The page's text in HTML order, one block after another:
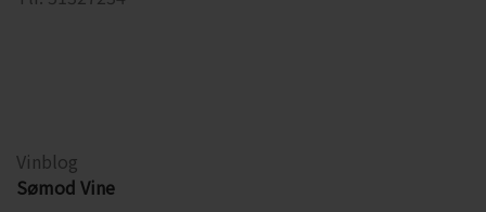
Vinblog
Sømod Vine